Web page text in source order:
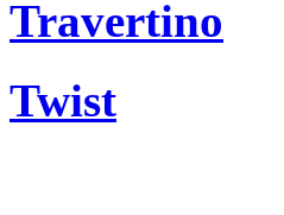
Travertino
Twist